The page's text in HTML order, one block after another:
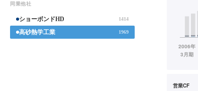
同業他社
ショーボンドHD 1414
高砂熱学工業 1969
営業CF